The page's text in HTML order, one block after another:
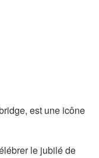
est une icône
le jubilé de